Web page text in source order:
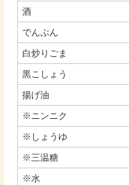
酒
でんぷん
白炒りごま
黒こしょう
揚げ油
※ニンニク
※しょうゆ
※三温糖
※水